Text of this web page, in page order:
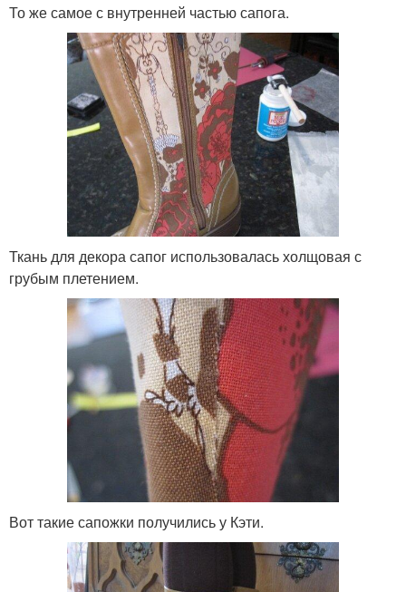
То же самое с внутренней частью сапога.
Ткань для декора сапог использовалась холщовая с
грубым плетением.
Вот такие сапожки получились у Кэти.